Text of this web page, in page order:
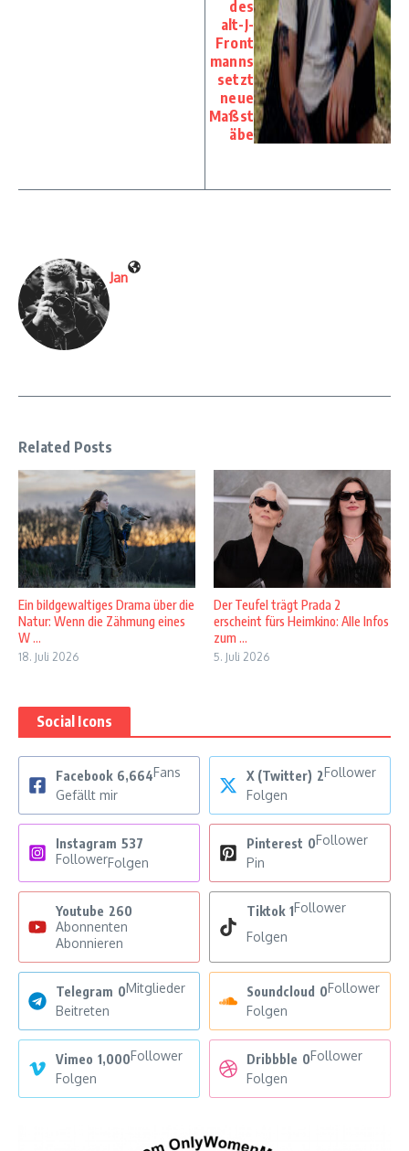
des
alt-J-
Front
manns
setzt
neue
Maßst
äbe
Jan
Related Posts
Ein bildgewaltiges Drama über die
Natur: Wenn die Zähmung eines
W ...
18. Juli 2026
Der Teufel trägt Prada 2
erscheint fürs Heimkino: Alle Infos
zum ...
5. Juli 2026
Social Icons
Facebook 6,664Fans
Gefällt mir
X (Twitter) 2Follower
Folgen
Instagram 537
FollowerFolgen
Pinterest 0Follower
Pin
Youtube 260
Abonnenten
Abonnieren
Tiktok 1Follower
Folgen
Telegram 0Mitglieder
Beitreten
Soundcloud 0Follower
Folgen
Vimeo 1,000Follower
Folgen
Dribbble 0Follower
Folgen